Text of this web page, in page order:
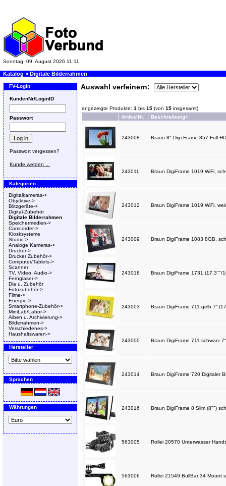
Sonntag, 09. August 2026 11:11
Katalog » Digitale Bilderrahmen
FV-Login
KundenNr/LoginID
Passwort
Passwort vergessen?
Kunde werden ...
Kategorien
Digitalkameras->
Objektive->
Blitzgeräte->
Digital-Zubehör
Digitale Bilderrahmen
Speichermedien->
Camcorder->
Kiosksysteme
Studio->
Analoge Kameras->
Drucker->
Drucker Zubehör->
Computer/Tablets->
Scanner
TV, Video, Audio->
Ferngläser->
Dia u. Zubehör
Fotozubehör->
Filme->
Energie->
Smartphone-Zubehör->
MiniLab/Labor->
Alben u. Archivierung->
Bilderrahmen->
Verschiedenes->
Haushaltswaren->
Hersteller
Sprachen
Währungen
Auswahl verfeinern:
angezeigte Produkte: 1 bis 15 (von 15 insgesamt)
ArtikelNr.
Beschreibung+
243008 Braun 8" Digi Frame 857 Full
243011 Braun DigiFrame 1019 WiFi,
243012 Braun DigiFrame 1019 WiFi,
243009 Braun DigiFrame 1083 8GB,
243018 Braun DigiFrame 1731 (17,3""/
243003 Braun DigiFrame 711 gelb 7“
243000 Braun DigiFrame 711 schwarz
243014 Braun DigiFrame 720 Digitaler
243016 Braun DigiFrame 8 Slim (8"")
563005 Rollei 20570 Unterwasser
563006 Rollei 21549 BullBar 34 Mount